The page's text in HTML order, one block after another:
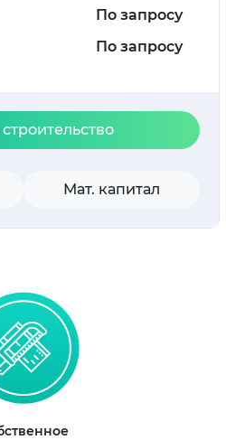
По запросу
По запросу
строительство
Мат. капитал